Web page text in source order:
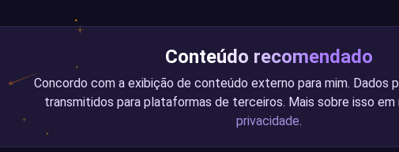
Conteúdo recomendado
Concordo com a exibição de conteúdo externo para mim. Dados
transmitidos para plataformas de terceiros. Mais sobre isso em
privacidade.